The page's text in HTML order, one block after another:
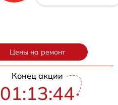
Цены на ремонт
Конец акции
01:13:43